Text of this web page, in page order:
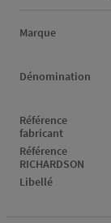
Informations
Marque
Dénomination
Référence
fabricant
Référence
RICHARDSON
Libellé